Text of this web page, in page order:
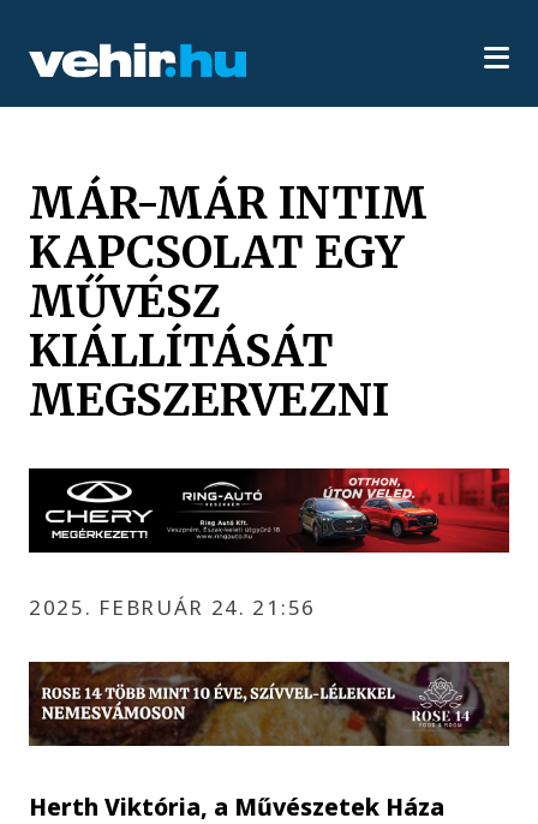
MÁR-MÁR INTIM
KAPCSOLAT EGY
MŰVÉSZ
KIÁLLÍTÁSÁT
MEGSZERVEZNI
2025. FEBRUÁR 24. 21:56
Herth Viktória, a Művészetek Háza